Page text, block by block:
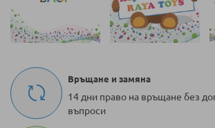
Връщане и замяна
14 дни право на връщане без
въпроси